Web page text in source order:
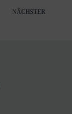
NÄCHSTER